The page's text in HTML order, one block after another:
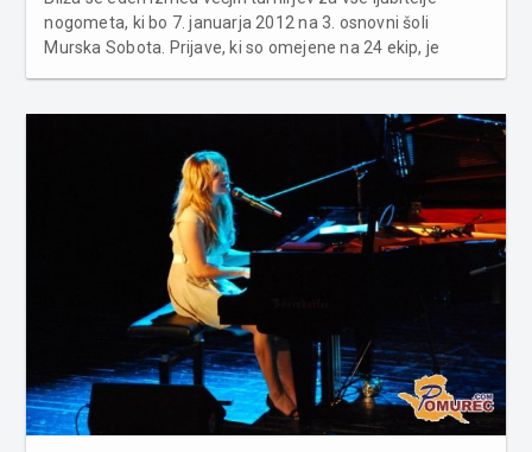
nogometa, ki bo 7. januarja 2012 na 3. osnovni šoli
Murska Sobota. Prijave, ki so omejene na 24 ekip, je